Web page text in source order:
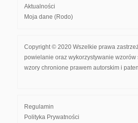
Aktualności
Moja dane (Rodo)
Copyright © 2020 Wszelkie prawa
powielanie oraz wykorzystywanie
wzory chronione prawem autorskim i
Regulamin
Polityka Prywatności